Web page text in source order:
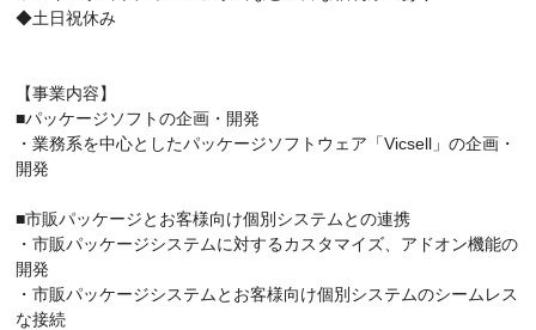
◆土日祝休み
【事業内容】
■パッケージソフトの企画・開発
・業務系を中心としたパッケージソフトウェア「Vicsell」の企画・
開発
■市販パッケージとお客様向け個別システムとの連携
・市販パッケージシステムに対するカスタマイズ、アドオン機能の
開発
・市販パッケージシステムとお客様向け個別システムのシームレス
な接続